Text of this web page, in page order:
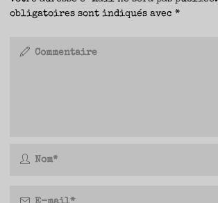
obligatoires sont indiqués avec*